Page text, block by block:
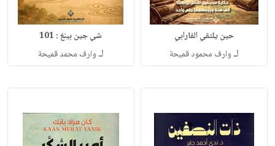
حين يلتقي الفارابي
لـ وارف محمود قميحة
شي جين بينغ : 101
لـ وارف محمد قميحة